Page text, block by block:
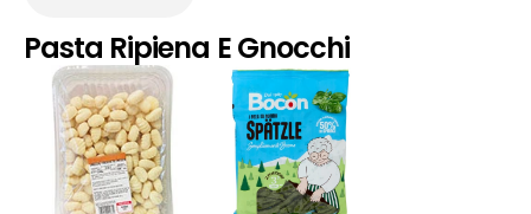
Pasta Ripiena E Gnocchi